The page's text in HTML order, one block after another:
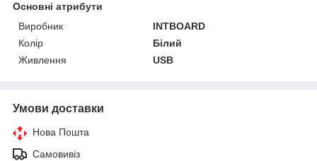
Основні атрибути
Виробник
INTBOARD
Колір
Білий
Живлення
USB
Умови доставки
Нова Пошта
Самовивіз